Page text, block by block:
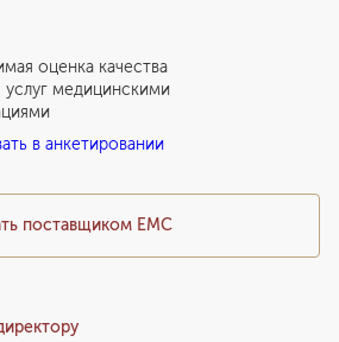
поставщиком ЕМС
оценка качества
услуг медицинскими
в анкетировании